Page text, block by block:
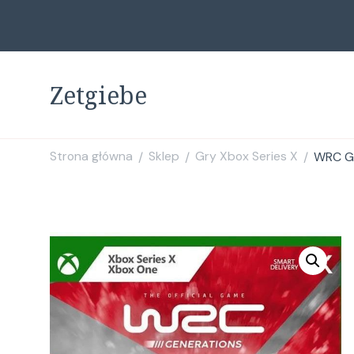
Zetgiebe
Strona główna / Sklep / Gry Xbox Series X / WRC